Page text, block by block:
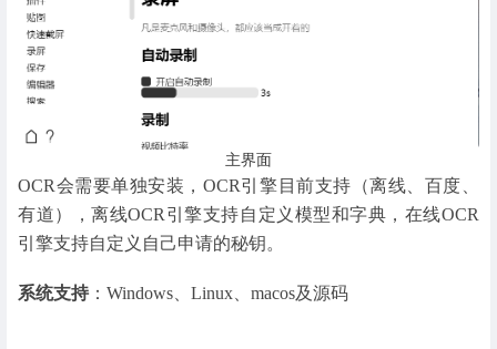
主界面
OCR会需要单独安装，OCR引擎目前支持（离线、百度、
有道），离线OCR引擎支持自定义模型和字典，在线OCR
引擎支持自定义自己申请的秘钥。
系统支持 ：Windows、Linux、macos及源码